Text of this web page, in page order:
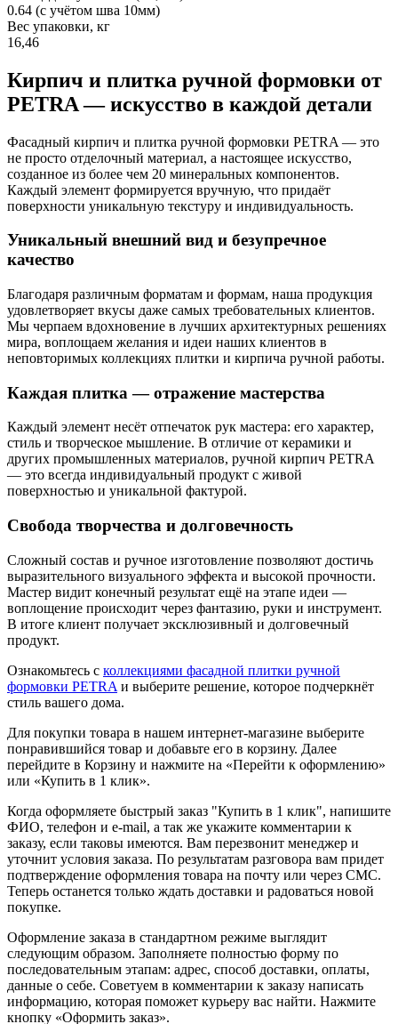
0.64 (с учётом шва 10мм)
Вес упаковки, кг
16,46
Кирпич и плитка ручной формовки от
PETRA — искусство в каждой детали
Фасадный кирпич и плитка ручной формовки PETRA — это
не просто отделочный материал, а настоящее искусство,
созданное из более чем 20 минеральных компонентов.
Каждый элемент формируется вручную, что придаёт
поверхности уникальную текстуру и индивидуальность.
Уникальный внешний вид и безупречное
качество
Благодаря различным форматам и формам, наша продукция
удовлетворяет вкусы даже самых требовательных клиентов.
Мы черпаем вдохновение в лучших архитектурных решениях
мира, воплощаем желания и идеи наших клиентов в
неповторимых коллекциях плитки и кирпича ручной работы.
Каждая плитка — отражение мастерства
Каждый элемент несёт отпечаток рук мастера: его характер,
стиль и творческое мышление. В отличие от керамики и
других промышленных материалов, ручной кирпич PETRA
— это всегда индивидуальный продукт с живой
поверхностью и уникальной фактурой.
Свобода творчества и долговечность
Сложный состав и ручное изготовление позволяют достичь
выразительного визуального эффекта и высокой прочности.
Мастер видит конечный результат ещё на этапе идеи —
воплощение происходит через фантазию, руки и инструмент.
В итоге клиент получает эксклюзивный и долговечный
продукт.
Ознакомьтесь с коллекциями фасадной плитки ручной
формовки PETRA и выберите решение, которое подчеркнёт
стиль вашего дома.
Для покупки товара в нашем интернет-магазине выберите
понравившийся товар и добавьте его в корзину. Далее
перейдите в Корзину и нажмите на «Перейти к оформлению»
или «Купить в 1 клик».
Когда оформляете быстрый заказ "Купить в 1 клик", напишите
ФИО, телефон и e-mail, а так же укажите комментарии к
заказу, если таковы имеются. Вам перезвонит менеджер и
уточнит условия заказа. По результатам разговора вам придет
подтверждение оформления товара на почту или через СМС.
Теперь останется только ждать доставки и радоваться новой
покупке.
Оформление заказа в стандартном режиме выглядит
следующим образом. Заполняете полностью форму по
последовательным этапам: адрес, способ доставки, оплаты,
данные о себе. Советуем в комментарии к заказу написать
информацию, которая поможет курьеру вас найти. Нажмите
кнопку «Оформить заказ».